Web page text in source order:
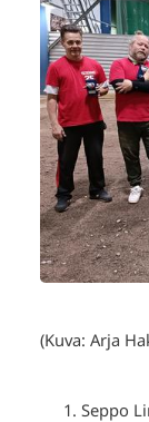
(Kuva: Arja
Seppo